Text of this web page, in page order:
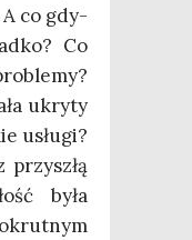
A co gdy­
Co
ukry­ty
usłu­gi?
przy­szłą
była